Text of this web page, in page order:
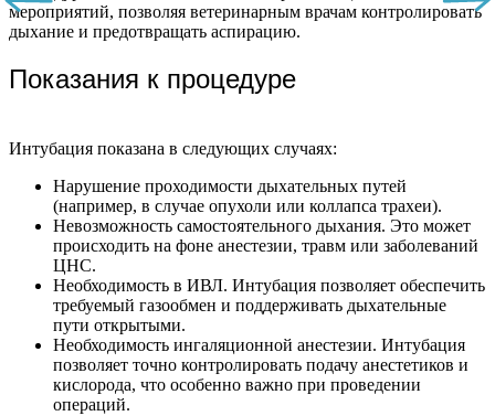
мероприятий, позволяя ветеринарным врачам контролировать
дыхание и предотвращать аспирацию.
Показания к процедуре
Интубация показана в следующих случаях:
Нарушение проходимости дыхательных путей
(например, в случае опухоли или коллапса трахеи).
Невозможность самостоятельного дыхания. Это может
происходить на фоне анестезии, травм или заболеваний
ЦНС.
Необходимость в ИВЛ. Интубация позволяет обеспечить
требуемый газообмен и поддерживать дыхательные
пути открытыми.
Необходимость ингаляционной анестезии. Интубация
позволяет точно контролировать подачу анестетиков и
кислорода, что особенно важно при проведении
операций.